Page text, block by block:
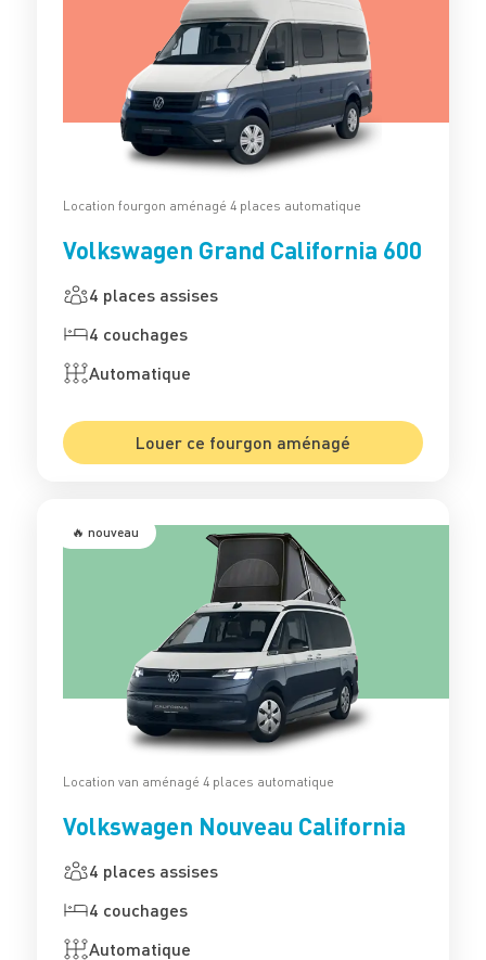
Location fourgon aménagé 4 places automatique
Volkswagen Grand California 600
4 places assises
4 couchages
Automatique
Louer ce fourgon aménagé
🔥 nouveau
Location van aménagé 4 places automatique
Volkswagen Nouveau California
4 places assises
4 couchages
Automatique